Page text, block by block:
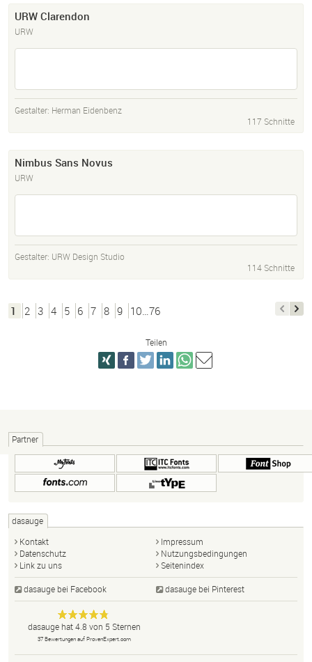
URW Clarendon
URW
Gestalter: Herman Eidenbenz
117 Schnitte
Nimbus Sans Novus
URW
Gestalter: URW Design Studio
114 Schnitte
1 2 3 4 5 6 7 8 9 10…76
Teilen
Partner
dasauge
Kontakt
Impressum
Datenschutz
Nutzungsbedingungen
Link zu uns
Seitenindex
dasauge bei Facebook dasauge bei Pinterest
dasauge
Designer,
Fotografen,
Agenturen,
Anonym
dasaugehat4.8 von 5 Sternen
37Bewertungen auf ProvenExpert.com